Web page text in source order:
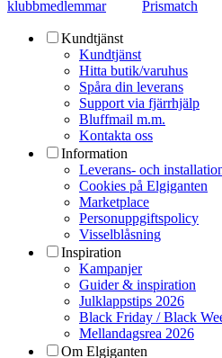
klubbmedlemmar Prismatch
Kundtjänst
Kundtjänst
Hitta butik/varuhus
Spåra din leverans
Support via fjärrhjälp
Bluffmail m.m.
Kontakta oss
Information
Leverans- och
Cookies på Elgiganten
Marketplace
Personuppgiftspolicy
Visselblåsning
Inspiration
Kampanjer
Guider & inspiration
Julklappstips 2026
Black Friday / Black
Mellandagsrea 2026
Om Elgiganten